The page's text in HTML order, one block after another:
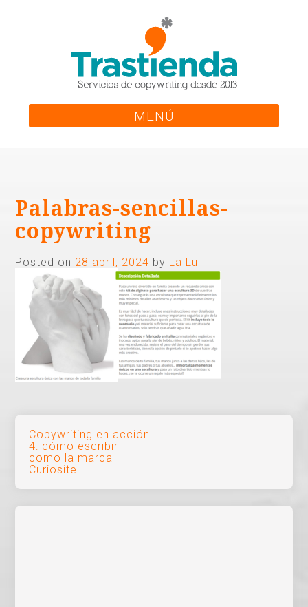
MENÚ
Palabras-sencillas-
copywriting
Posted on 28 abril, 2024 by La Lu
Navegación
de
entradas
Copywriting en acción
4: cómo escribir
como la marca
Curiosite